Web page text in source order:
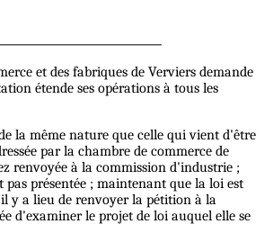
et des fabriques de Verviers demande
étende ses opérations à tous les
la même nature que celle qui vient d'être
par la chambre de commerce de
renvoyée à la commission d'industrie ;
présentée ; maintenant que la loi est
y a lieu de renvoyer la pétition à la
d'examiner le projet de loi auquel elle se